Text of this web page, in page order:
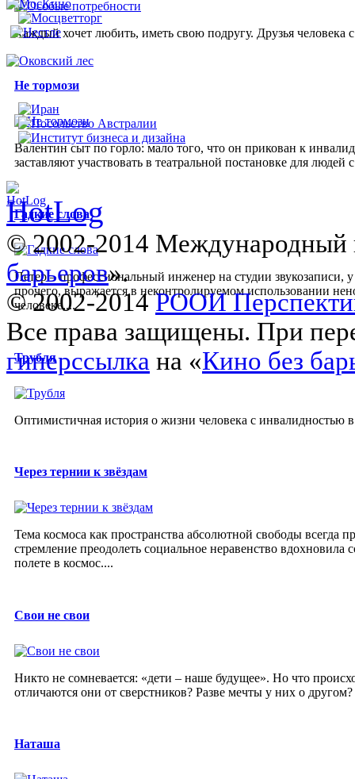
Каждый хочет любить, иметь свою подругу. Друзья человека
Не тормози
Валентин сыт по горло: мало того, что он прикован к
заставляют участвовать в театральной постановке для людей
Гадкие слова
Петер – профессиональный инженер на студии звукозаписи,
прочего, выражается в неконтролируемом использовании
человеке,...
Трубля
Оптимистичная история о жизни человека с инвалидностью
Через тернии к звёздам
Тема космоса как пространства абсолютной свободы всегда
стремление преодолеть социальное неравенство
полете в космос....
Свои не свои
Никто не сомневается: «дети – наше будущее». Но что
отличаются они от сверстников? Разве мечты у них о другом?
Наташа
© 2002-2014 Международный
барьеров».
© 2002-2014РООИ
Все права защищены. При
гиперссылка на «Кино без